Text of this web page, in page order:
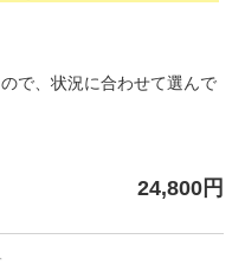
で、状況に合わせて選んで
24,800円